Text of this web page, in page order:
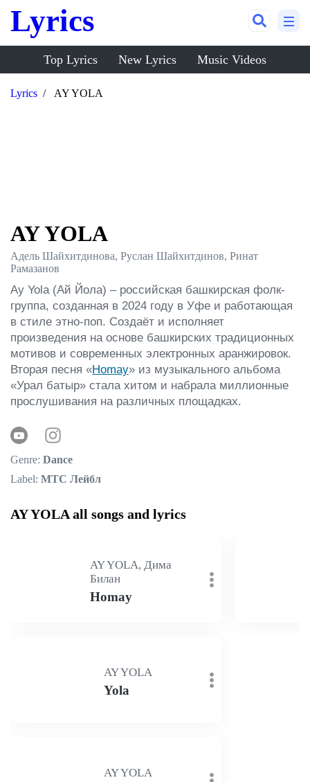
Lyrics
Top Lyrics New Lyrics Music Videos
Lyrics AY YOLA
AY YOLA
Адель Шайхитдинова, Руслан Шайхитдинов, Ринат
Рамазанов
Ay Yola (Ай Йола) – российская башкирская фолк-
группа, созданная в 2024 году в Уфе и работающая
в стиле этно-поп. Создаёт и исполняет
произведения на основе башкирских традиционных
мотивов и современных электронных аранжировок.
Вторая песня «Homay» из музыкального альбома
«Урал батыр» стала хитом и набрала миллионные
прослушивания на различных площадках.
Genre: Dance
Label: МТС Лейбл
AY YOLA all songs and lyrics
AY YOLA, Дима
Билан
Homay
AY YOLA
Yola
AY YOLA